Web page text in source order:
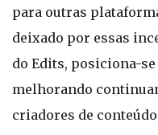
para outras
deixado por essas
do Edits, posiciona-
melhorando
criadores de